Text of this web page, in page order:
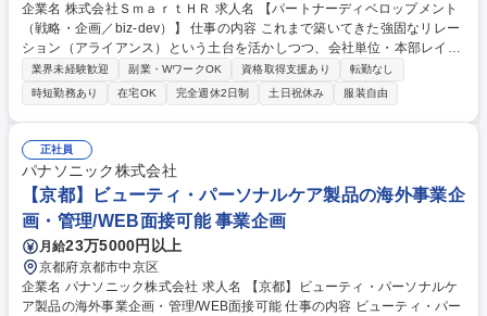
企業名 株式会社ＳｍａｒｔＨＲ 求人名 【パートナーディベロップメント
（戦略・企画／biz-dev）】 仕事の内容 これまで築いてきた強固なリレー
ション（アライアンス）という土台を活かしつつ、会社単位・本部レイヤ
ーへ向けた『面』のアプローチへと変革を起こすのが「パートナーディベ
ロップメント（PD）」の役割です。 ■新規パートナーの開拓・協業モデル
の構築：現状の事業課題に対し、どのような業界・企業とアライアンスを
組んでビジネスを昇華させていくか、企画・立案～実行していただきます
■パートナー様との戦略立案・実行：個別成長ロードマップ・戦略仮説の
立案：担当・エリアごとに閉じていた現場のナレッジを集約・構造化し、
パートナー企業ごとの中長期的な成長余地を可視化します ※その他詳細は
求人下部に記載 募集職種 【パートナーディベロップメント（戦略・企画
／biz-dev）】
業界未経験歓迎 副業・WワークOK 資格取得支援あり
転勤なし
時短勤務あり
在宅OK 完全週休2日制 土日祝休み 服装自由
正社員
パナソニック株式会社
【京都】ビューティ・パーソナルケア製品の海外事業企
画・管理/WEB面接可能 事業企画
月給23万5000円以上
京都府京都市中京区
企業名 パナソニック株式会社 求人名 【京都】ビューティ・パーソナルケ
ア製品の海外事業企画・管理/WEB面接可能 仕事の内容 ビューティ・パー